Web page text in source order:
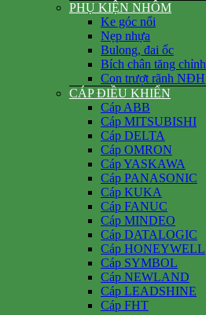
PHỤ KIỆN NHÔM
Ke góc nổi
Nẹp nhựa
Bulong, đai ốc
Bích chân tăng chỉnh
Con trượt rãnh NĐH
CÁP ĐIỀU KHIỂN
Cáp ABB
Cáp MITSUBISHI
Cáp DELTA
Cáp OMRON
Cáp YASKAWA
Cáp PANASONIC
Cáp KUKA
Cáp FANUC
Cáp MINDEO
Cáp DATALOGIC
Cáp HONEYWELL
Cáp SYMBOL
Cáp NEWLAND
Cáp LEADSHINE
Cáp FHT